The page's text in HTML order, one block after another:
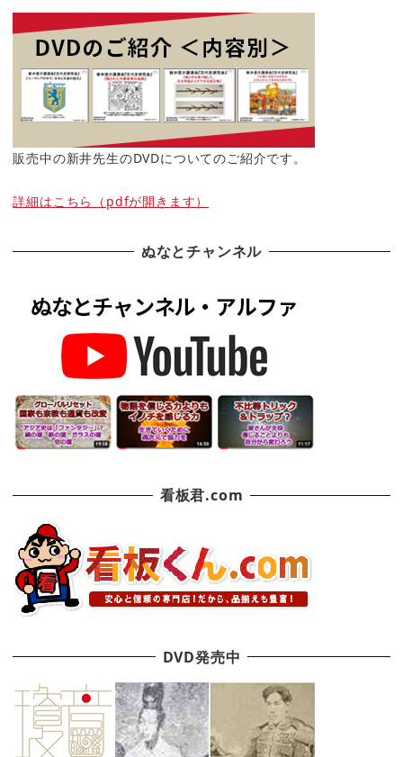
販売中の新井先生のDVDについてのご紹介です。
詳細はこちら（pdfが開きます）
ぬなとチャンネル
看板君.com
DVD発売中